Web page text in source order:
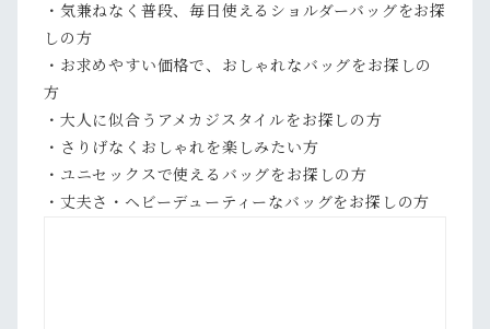
・気兼ねなく普段、毎日使えるショルダーバッグをお探
しの方
・お求めやすい価格で、おしゃれなバッグをお探しの
方
・大人に似合うアメカジスタイルをお探しの方
・さりげなくおしゃれを楽しみたい方
・ユニセックスで使えるバッグをお探しの方
・丈夫さ・ヘビーデューティーなバッグをお探しの方